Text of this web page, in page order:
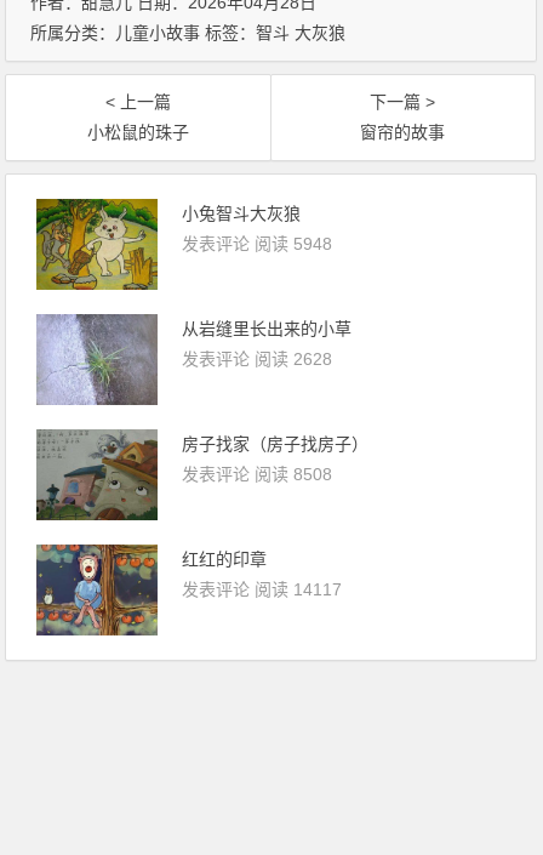
所属分类： 儿童小故事 标签：智斗 大灰狼
< 上一篇
小松鼠的珠子
下一篇 >
窗帘的故事
小兔智斗大灰狼
发表评论 阅读 5948
从岩缝里长出来的小草
发表评论 阅读 2628
房子找家（房子找房子）
发表评论 阅读 8508
红红的印章
发表评论 阅读 14117